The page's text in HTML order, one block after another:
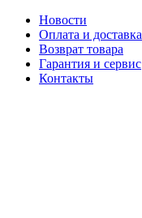
Новости
Оплата и доставка
Возврат товара
Гарантия и сервис
Контакты